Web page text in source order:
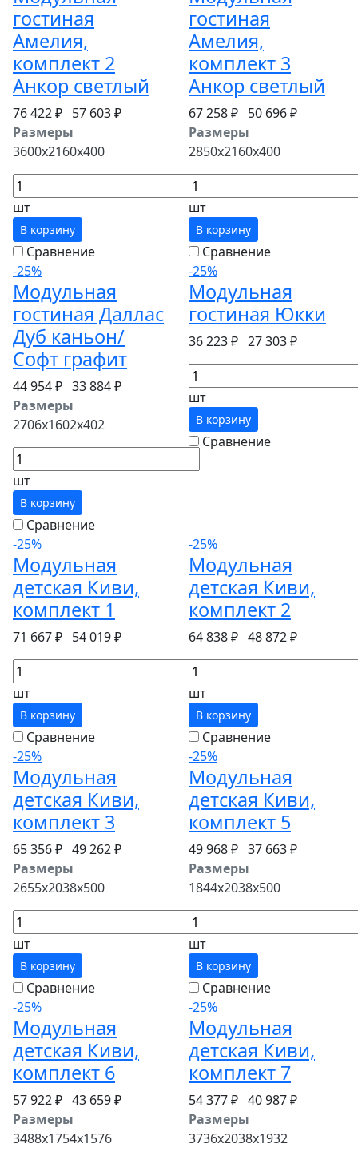
гостиная
Амелия,
комплект 2
Анкор светлый
76 422 ₽ 57 603 ₽
Размеры
3600x2160x400
шт
В корзину
Сравнение
гостиная
Амелия,
комплект 3
Анкор светлый
67 258 ₽ 50 696 ₽
Размеры
2850x2160x400
шт
В корзину
Сравнение
-25%
Модульная
гостиная Даллас
Дуб каньон/
Софт графит
44 954 ₽ 33 884 ₽
Размеры
2706x1602x402
шт
В корзину
Сравнение
-25%
Модульная
гостиная Юкки
36 223 ₽ 27 303 ₽
шт
В корзину
Сравнение
-25%
Модульная
детская Киви,
комплект 1
71 667 ₽ 54 019 ₽
шт
В корзину
Сравнение
-25%
Модульная
детская Киви,
комплект 2
64 838 ₽ 48 872 ₽
шт
В корзину
Сравнение
-25%
Модульная
детская Киви,
комплект 3
65 356 ₽ 49 262 ₽
Размеры
2655x2038x500
шт
В корзину
Сравнение
-25%
Модульная
детская Киви,
комплект 5
49 968 ₽ 37 663 ₽
Размеры
1844x2038x500
шт
В корзину
Сравнение
-25%
Модульная
детская Киви,
комплект 6
57 922 ₽ 43 659 ₽
Размеры
3488x1754x1576
-25%
Модульная
детская Киви,
комплект 7
54 377 ₽ 40 987 ₽
Размеры
3736x2038x1932